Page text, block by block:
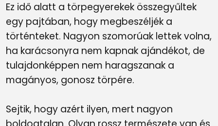
Ez idő alatt a törpegyerekek összegyűltek
egy pajtában, hogy megbeszéljék a
történteket. Nagyon szomorúak lettek volna,
ha karácsonyra nem kapnak ajándékot, de
tulajdonképpen nem haragszanak a
magányos, gonosz törpére.
Sejtik, hogy azért ilyen, mert nagyon